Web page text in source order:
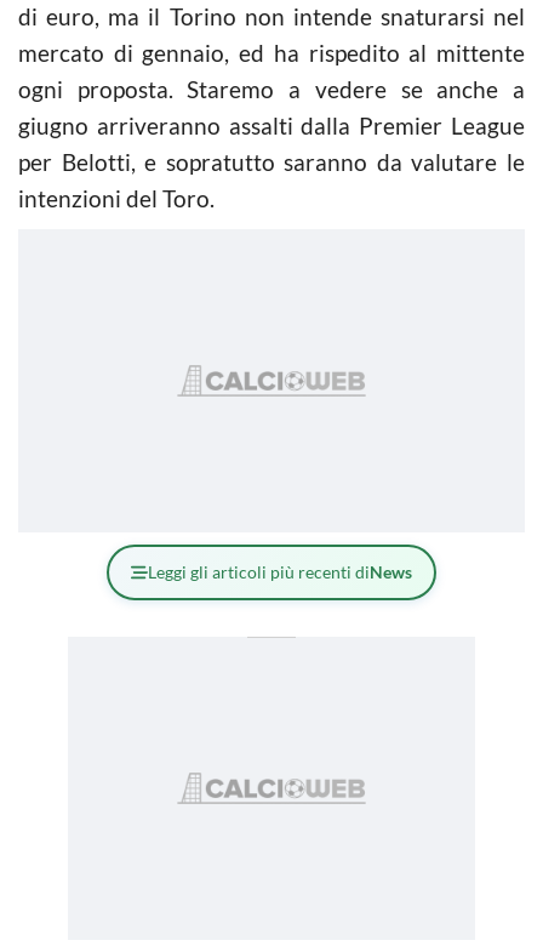
di euro, ma il Torino non intende snaturarsi nel
mercato di gennaio, ed ha rispedito al mittente
ogni proposta. Staremo a vedere se anche a
giugno arriveranno assalti dalla Premier League
per Belotti, e sopratutto saranno da valutare le
intenzioni del Toro.
Leggi gli articoli più recenti diNews